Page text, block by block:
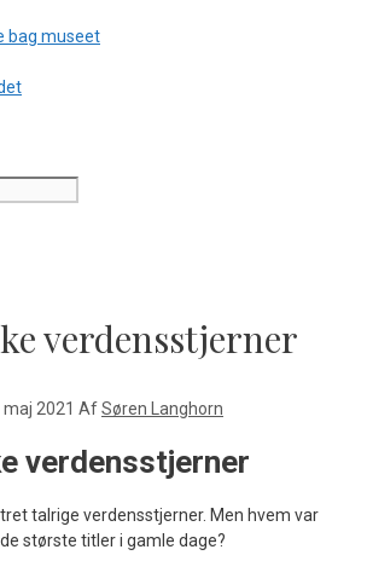
bag museet
verdensstjerner
maj 2021 AfSøren Langhorn
verdensstjerner
talrige verdensstjerner. Men hvem var
største titler i gamle dage?